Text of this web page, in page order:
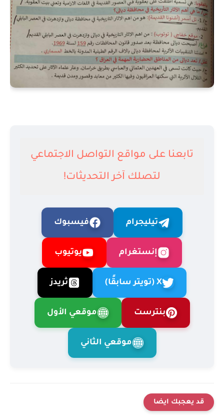
تابعنا على مواقع التواصل الاجتماعي
لتصلك آخر التحديثات!
تيليجرام فيسبوك
إنستغرام يوتيوب
X (تويتر سابقًا) ثريدز
بنترست موقعي الأول
موقعي الثاني
قد يعجبك ايضا